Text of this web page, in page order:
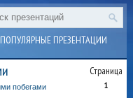
ПОПУЛЯРНЫЕ ПРЕЗЕНТАЦИИ
Страница
1
побегами